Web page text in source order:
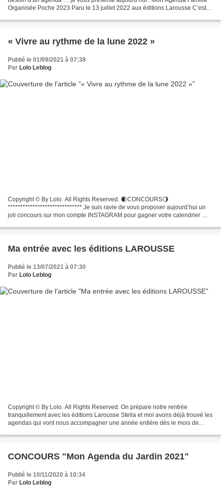
Organisée Poche 2023 Paru le 13 juillet 2022 aux éditions Larousse C’est
« Vivre au rythme de la lune 2022 »
Publié le 01/09/2021 à 07:38
Par Lolo Leblog
Copyright © By Lolo. All Rights Reserved. 🌒CONCOURS🌖
****************************** Je suis ravie de vous proposer aujourd’hui un
joli concours sur mon compte INSTAGRAM pour gagner votre calendrier 📆
Ma entrée avec les éditions LAROUSSE
Publié le 13/07/2021 à 07:30
Par Lolo Leblog
Copyright © By Lolo. All Rights Reserved. On prépare notre rentrée
tranquillement avec les éditions Larousse Stella et moi avons déjà trouvé les
agendas qui vont nous accompagner une année entière dès le mois de
CONCOURS "Mon Agenda du Jardin 2021"
Publié le 10/11/2020 à 10:34
Par Lolo Leblog